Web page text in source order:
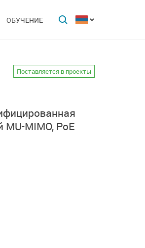
ОБУЧЕНИЕ
Поставляется в проекты
MIMO, PoE